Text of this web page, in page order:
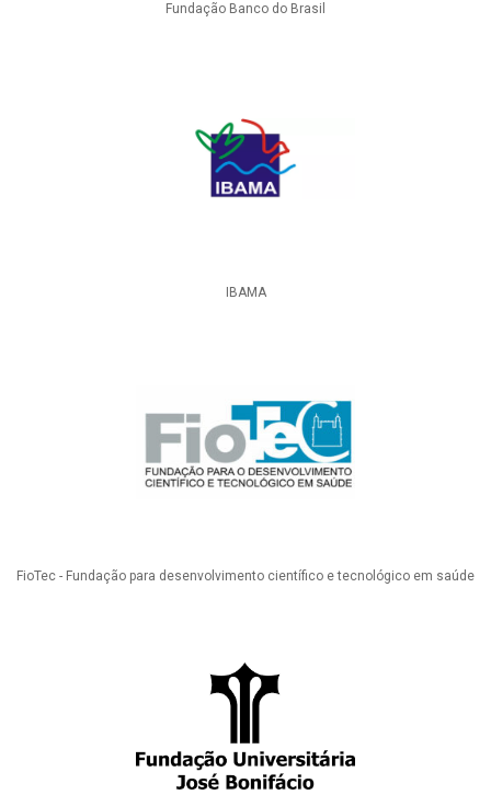
Fundação Banco do Brasil
IBAMA
FioTec - Fundação para desenvolvimento científico e tecnológico em saúde